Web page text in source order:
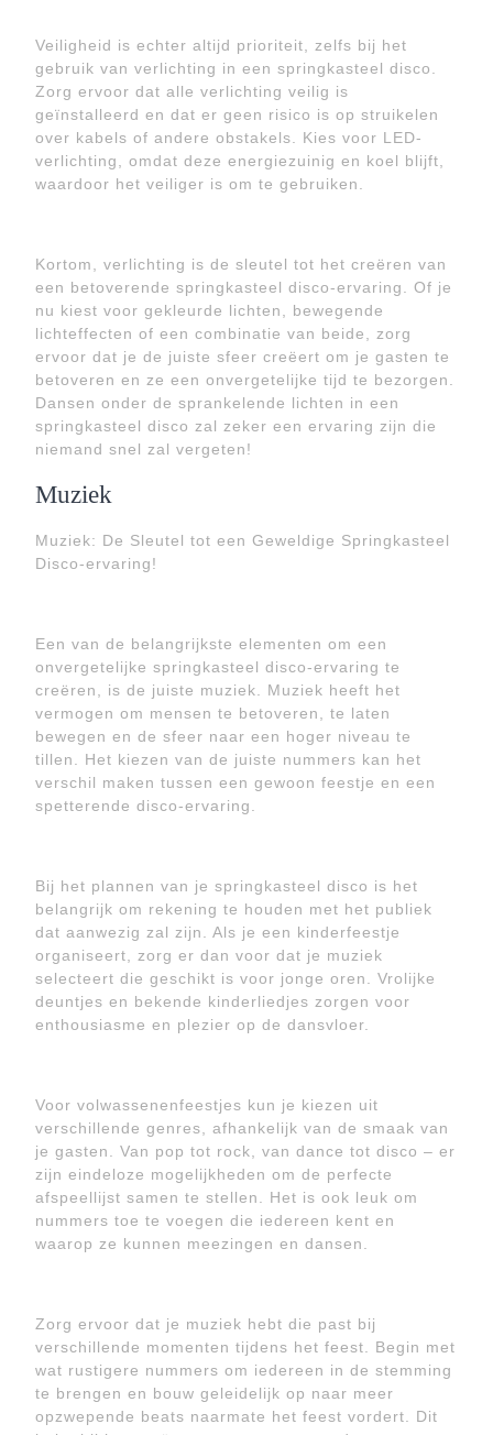
Veiligheid is echter altijd prioriteit, zelfs bij het
gebruik van verlichting in een springkasteel disco.
Zorg ervoor dat alle verlichting veilig is
geïnstalleerd en dat er geen risico is op struikelen
over kabels of andere obstakels. Kies voor LED-
verlichting, omdat deze energiezuinig en koel blijft,
waardoor het veiliger is om te gebruiken.
Kortom, verlichting is de sleutel tot het creëren van
een betoverende springkasteel disco-ervaring. Of je
nu kiest voor gekleurde lichten, bewegende
lichteffecten of een combinatie van beide, zorg
ervoor dat je de juiste sfeer creëert om je gasten te
betoveren en ze een onvergetelijke tijd te bezorgen.
Dansen onder de sprankelende lichten in een
springkasteel disco zal zeker een ervaring zijn die
niemand snel zal vergeten!
Muziek
Muziek: De Sleutel tot een Geweldige Springkasteel
Disco-ervaring!
Een van de belangrijkste elementen om een
onvergetelijke springkasteel disco-ervaring te
creëren, is de juiste muziek. Muziek heeft het
vermogen om mensen te betoveren, te laten
bewegen en de sfeer naar een hoger niveau te
tillen. Het kiezen van de juiste nummers kan het
verschil maken tussen een gewoon feestje en een
spetterende disco-ervaring.
Bij het plannen van je springkasteel disco is het
belangrijk om rekening te houden met het publiek
dat aanwezig zal zijn. Als je een kinderfeestje
organiseert, zorg er dan voor dat je muziek
selecteert die geschikt is voor jonge oren. Vrolijke
deuntjes en bekende kinderliedjes zorgen voor
enthousiasme en plezier op de dansvloer.
Voor volwassenenfeestjes kun je kiezen uit
verschillende genres, afhankelijk van de smaak van
je gasten. Van pop tot rock, van dance tot disco – er
zijn eindeloze mogelijkheden om de perfecte
afspeellijst samen te stellen. Het is ook leuk om
nummers toe te voegen die iedereen kent en
waarop ze kunnen meezingen en dansen.
Zorg ervoor dat je muziek hebt die past bij
verschillende momenten tijdens het feest. Begin met
wat rustigere nummers om iedereen in de stemming
te brengen en bouw geleidelijk op naar meer
opzwepende beats naarmate het feest vordert. Dit